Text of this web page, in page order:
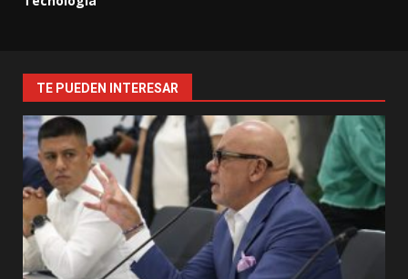
TE PUEDEN INTERESAR